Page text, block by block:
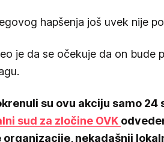
hapšenja još uvek nije
je da se očekuje da on bude
su ovu akciju samo 24
sud za zločine OVK
nekadašnji